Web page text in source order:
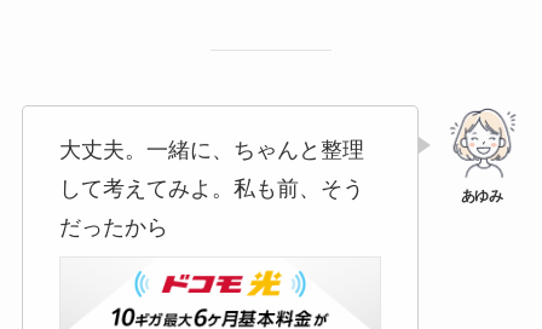
大丈夫。一緒に、ちゃんと整理
して考えてみよ。私も前、そう
だったから